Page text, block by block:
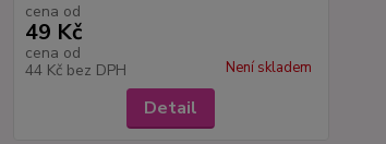
cena od
49 Kč
cena od
44 Kč bez DPH Není skladem
Detail